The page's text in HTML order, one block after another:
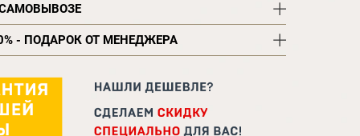
- ПОДАРОК ОТ МЕНЕДЖЕРА